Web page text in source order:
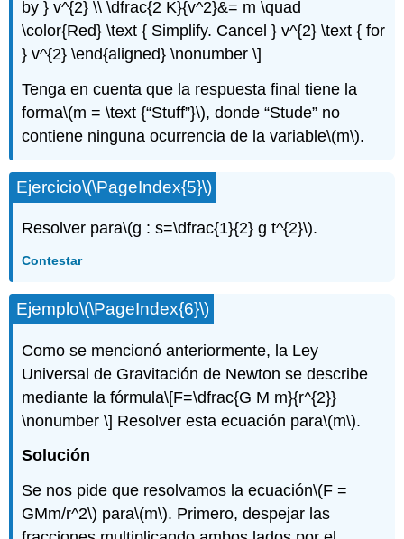
by } v^{2} \\ \dfrac{2 K}{v^2}&= m \quad
\color{Red} \text { Simplify. Cancel } v^{2} \text { for
} v^{2} \end{aligned} \nonumber \]
Tenga en cuenta que la respuesta final tiene la
forma\(m = \text {“Stuff”}\), donde “Stude” no
contiene ninguna ocurrencia de la variable\(m\).
Ejercicio\(\PageIndex{5}\)
Resolver para\(g : s=\dfrac{1}{2} g t^{2}\).
Contestar
Ejemplo\(\PageIndex{6}\)
Como se mencionó anteriormente, la Ley
Universal de Gravitación de Newton se describe
mediante la fórmula\[F=\dfrac{G M m}{r^{2}}
\nonumber \] Resolver esta ecuación para\(m\).
Solución
Se nos pide que resolvamos la ecuación\(F =
GMm/r^2\) para\(m\). Primero, despejar las